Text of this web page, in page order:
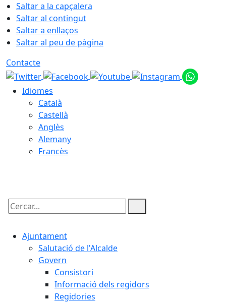
Saltar a la capçalera
Saltar al contingut
Saltar a enllaços
Saltar al peu de pàgina
Contacte
Idiomes
Català
Castellà
Anglès
Alemany
Francès
Cercar:
Ajuntament
Salutació de l'Alcalde
Govern
Consistori
Informació dels regidors
Regidories